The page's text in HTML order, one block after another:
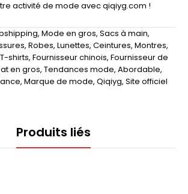
activité de mode avec qiqiyg.com !
, Mode en gros, Sacs à main,
, Robes, Lunettes, Ceintures, Montres,
T-shirts, Fournisseur chinois, Fournisseur de
en gros, Tendances mode, Abordable,
, Marque de mode, Qiqiyg, Site officiel
Produits liés